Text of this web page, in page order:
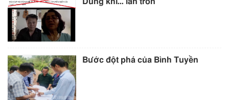
Dũng khí… lẩn trốn
Bước đột phá của Bình Tuyền